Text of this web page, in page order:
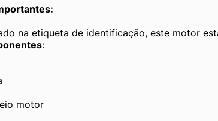
na etiqueta de identificação, este motor
:
motor